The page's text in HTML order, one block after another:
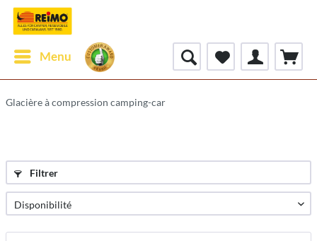
Menu
Glacière à compression camping-car
Filtrer